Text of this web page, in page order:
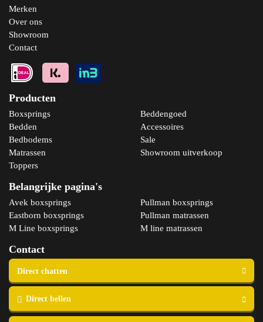
Merken
Over ons
Showroom
Contact
Producten
Boxsprings
Bedden
Bedbodems
Matrassen
Toppers
Beddengoed
Accessoires
Sale
Showroom uitverkoop
Belangrijke pagina's
Avek boxsprings
Eastborn boxsprings
M Line boxsprings
Pullman boxsprings
Pullman matrassen
M line matrassen
Contact